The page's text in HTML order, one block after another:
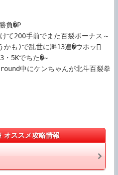
負�P
て200手前でまた百裂ボーナス～
かも)で乱世に溿13連�ウホッ
・5Kでちた�~
中にケンちゃんが北斗百裂拳
オススメ攻略情報